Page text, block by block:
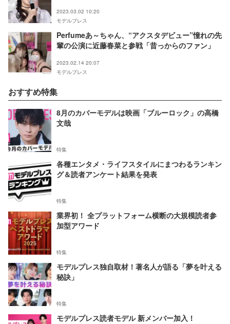
2023.03.02 10:20
モデルプレス
Perfumeあ～ちゃん、“アクスタデビュー”憧れの先
輩の公演に近藤春菜と参戦「昔っからのファン」
2023.02.14 20:07
モデルプレス
おすすめ特集
8月のカバーモデルは映画「ブルーロック」の高橋
文哉
特集
各種エンタメ・ライフスタイルにまつわるランキン
グ＆読者アンケート結果を発表
特集
業界初！ 全プラットフォーム横断の大規模読者参
加型アワード
特集
モデルプレス独自取材！著名人が語る「夢を叶える
秘訣」
特集
モデルプレス読者モデル 新メンバー加入！